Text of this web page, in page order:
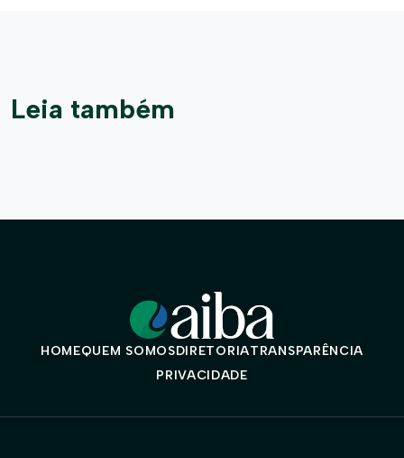
Leia também
HOMEQUEM SOMOSDIRETORIATRANSPARÊNCIA
PRIVACIDADE